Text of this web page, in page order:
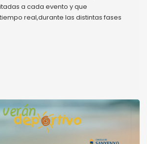
a cada evento y que
real,durante las distintas fases